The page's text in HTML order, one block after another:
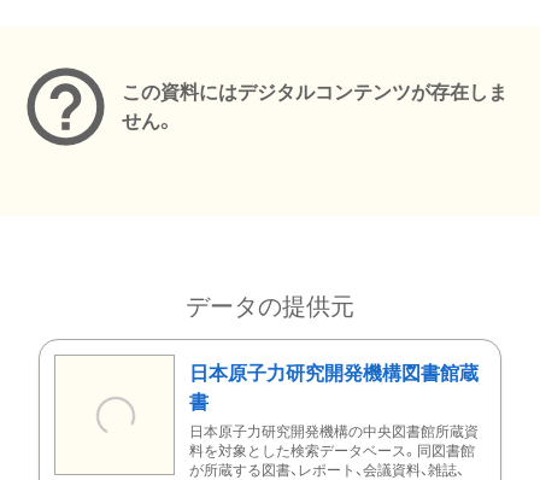
この資料にはデジタルコンテンツが存在しま
せん。
データの提供元
日本原子力研究開発機構図書館蔵
書
日本原子力研究開発機構の中央図書館所蔵資
料を対象とした検索データベース。同図書館
が所蔵する図書、レポート、会議資料、雑誌、